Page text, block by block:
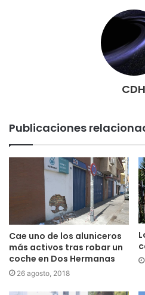
CDH
Publicaciones
Cae uno de los aluniceros
más activos tras robar un
coche en Dos Hermanas
26 agosto, 2018